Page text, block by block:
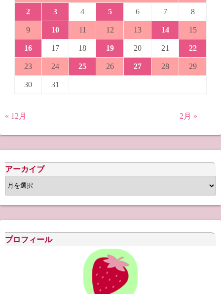
2 3 4 5 6 7 8
9 10 11 12 13 14 15
16 17 18 19 20 21 22
23 24 25 26 27 28 29
30 31
« 12月 2月 »
アーカイブ
ア
ー
カ
イ
ブ
プロフィール